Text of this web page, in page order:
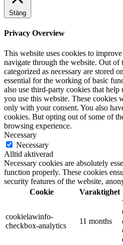
Stäng
Privacy Overview
This website uses cookies to
navigate through the website. Out of
categorized as necessary are stored
essential for the working of basic
also use third-party cookies that help
you use this website. These cookies
only with your consent. You also
cookies. But opting out of some of
browsing experience.
Necessary
Necessary
Alltid aktiverad
Necessary cookies are absolutely
function properly. These cookies
security features of the website,
Cookie
Varaktighet
cookielawinfo-
checkbox-analytics
11 months